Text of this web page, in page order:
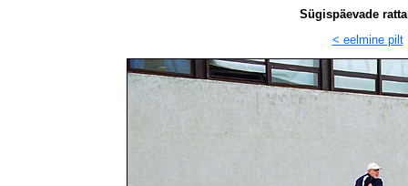
Sügispäevade
< eelmine pilt